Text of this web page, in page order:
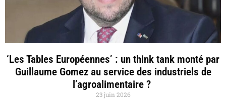
‘Les Tables Européennes’ : un think tank monté par
Guillaume Gomez au service des industriels de
l’agroalimentaire ?
23 juin 2026